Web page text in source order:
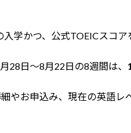
入学かつ、公式TOEICスコ
28日〜8月22日の8週間は、
やお申込み、現在の英語